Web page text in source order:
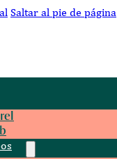
Saltar al pie de página